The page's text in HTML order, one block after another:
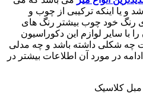
و یا اینکه ترکیبی از چوب و
رنگ خود چوب بیشتر رنگ های
با سایر لوازم این دکوراسیون
چه شکلی داشته باشد و چه مدلی
در مورد آن اطلاعات بیشتر در